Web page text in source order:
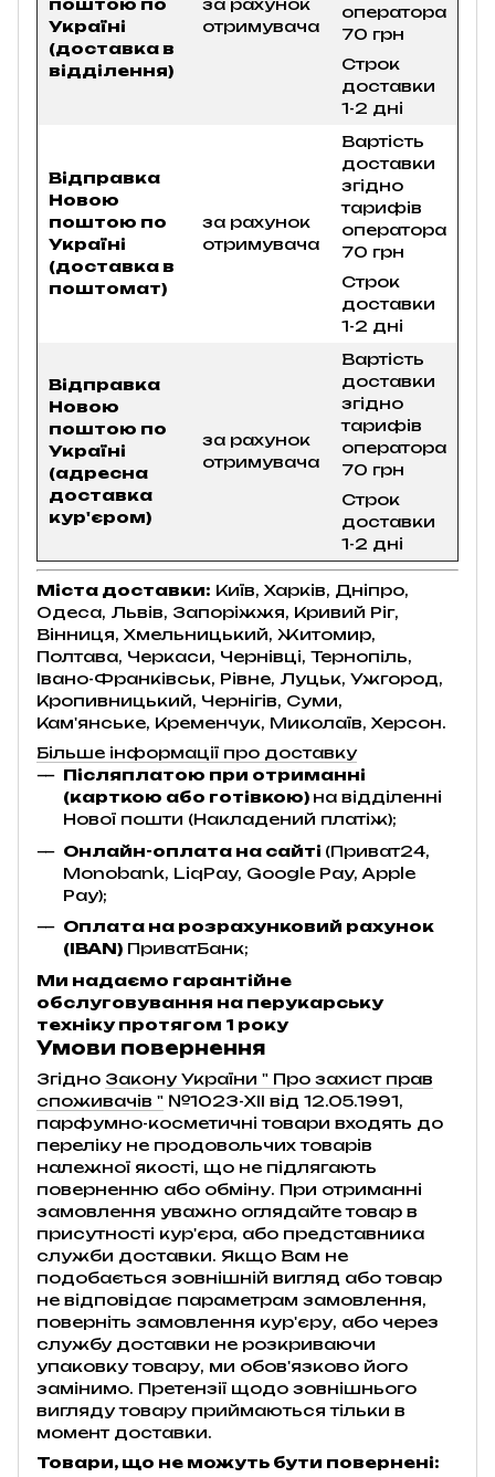
поштою по
Україні
(доставка в
відділення)
за рахунок
отримувача
оператора
70 грн
Строк
доставки
1-2 дні
Відправка
Новою
поштою по
Україні
(доставка в
поштомат)
за рахунок
отримувача
Вартість
доставки
згідно
тарифів
оператора
70 грн
Строк
доставки
1-2 дні
Відправка
Новою
поштою по
Україні
(адресна
доставка
кур'єром)
за рахунок
отримувача
Вартість
доставки
згідно
тарифів
оператора
70 грн
Строк
доставки
1-2 дні
Міста доставки: Київ, Харків, Дніпро,
Одеса, Львів, Запоріжжя, Кривий Ріг,
Вінниця, Хмельницький, Житомир,
Полтава, Черкаси, Чернівці, Тернопіль,
Івано-Франківськ, Рівне, Луцьк, Ужгород,
Кропивницький, Чернігів, Суми,
Кам'янське, Кременчук, Миколаїв, Херсон.
Більше інформації про доставку
Післяплатою при отриманні
(карткою або готівкою) на відділенні
Нової пошти (Накладений платіж);
Онлайн-оплата на сайті (Приват24,
Monobank, LiqPay, Google Pay, Apple
Pay);
Оплата на розрахунковий рахунок
(IBAN) ПриватБанк;
Ми надаємо гарантійне
обслуговування на перукарську
техніку протягом 1 року
Умови повернення
Згідно Закону України " Про захист прав
споживачів " №1023-XII від 12.05.1991,
парфумно-косметичні товари входять до
переліку не продовольчих товарів
належної якості, що не підлягають
поверненню або обміну. При отриманні
замовлення уважно оглядайте товар в
присутності кур'єра, або представника
служби доставки. Якщо Вам не
подобається зовнішній вигляд або товар
не відповідає параметрам замовлення,
поверніть замовлення кур'єру, або через
службу доставки не розкриваючи
упаковку товару, ми обов'язково його
замінимо. Претензії щодо зовнішнього
вигляду товару приймаються тільки в
момент доставки.
Товари, що не можуть бути повернені: